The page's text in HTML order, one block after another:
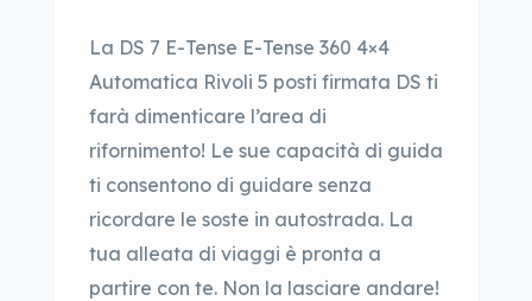
La DS 7 E-Tense E-Tense 360 4×4
Automatica Rivoli 5 posti firmata DS ti
farà dimenticare l’area di
rifornimento! Le sue capacità di guida
ti consentono di guidare senza
ricordare le soste in autostrada. La
tua alleata di viaggi è pronta a
partire con te. Non la lasciare andare!